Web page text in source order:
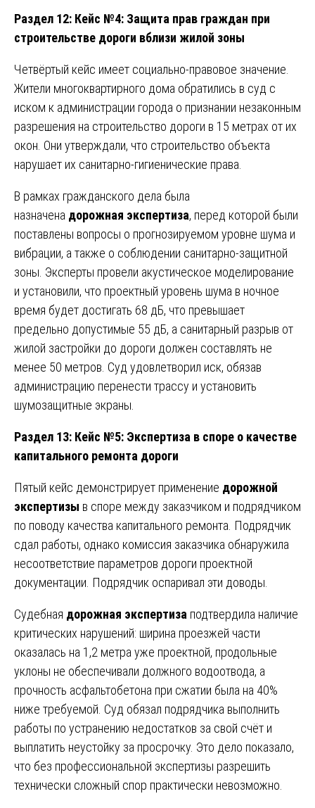
Раздел 12: Кейс №4: Защита прав граждан при
строительстве дороги вблизи жилой зоны
Четвёртый кейс имеет социально-правовое значение.
Жители многоквартирного дома обратились в суд с
иском к администрации города о признании незаконным
разрешения на строительство дороги в 15 метрах от их
окон. Они утверждали, что строительство объекта
нарушает их санитарно-гигиенические права.
В рамках гражданского дела была
назначена дорожная экспертиза, перед которой были
поставлены вопросы о прогнозируемом уровне шума и
вибрации, а также о соблюдении санитарно-защитной
зоны. Эксперты провели акустическое моделирование
и установили, что проектный уровень шума в ночное
время будет достигать 68 дБ, что превышает
предельно допустимые 55 дБ, а санитарный разрыв от
жилой застройки до дороги должен составлять не
менее 50 метров. Суд удовлетворил иск, обязав
администрацию перенести трассу и установить
шумозащитные экраны.
Раздел 13: Кейс №5: Экспертиза в споре о качестве
капитального ремонта дороги
Пятый кейс демонстрирует применение дорожной
экспертизы в споре между заказчиком и подрядчиком
по поводу качества капитального ремонта. Подрядчик
сдал работы, однако комиссия заказчика обнаружила
несоответствие параметров дороги проектной
документации. Подрядчик оспаривал эти доводы.
Судебная дорожная экспертиза подтвердила наличие
критических нарушений: ширина проезжей части
оказалась на 1,2 метра уже проектной, продольные
уклоны не обеспечивали должного водоотвода, а
прочность асфальтобетона при сжатии была на 40%
ниже требуемой. Суд обязал подрядчика выполнить
работы по устранению недостатков за свой счёт и
выплатить неустойку за просрочку. Это дело показало,
что без профессиональной экспертизы разрешить
технически сложный спор практически невозможно.